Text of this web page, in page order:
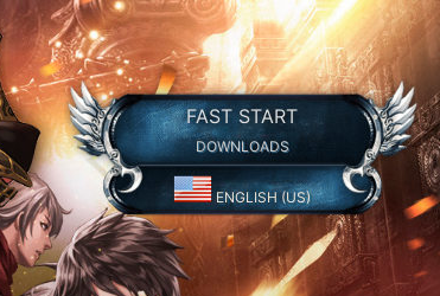
FAST START
DOWNLOADS
ENGLISH (US)